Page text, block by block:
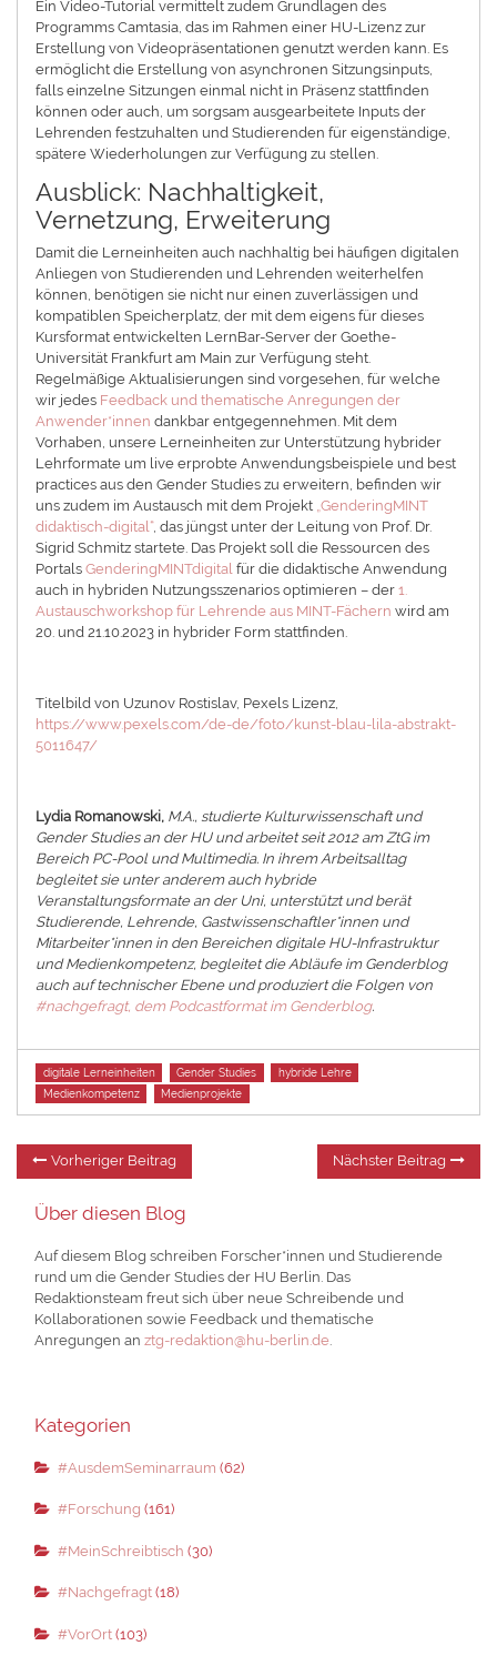
Ein Video-Tutorial vermittelt zudem Grundlagen des
Programms Camtasia, das im Rahmen einer HU-Lizenz zur
Erstellung von Videopräsentationen genutzt werden kann. Es
ermöglicht die Erstellung von asynchronen Sitzungsinputs,
falls einzelne Sitzungen einmal nicht in Präsenz stattfinden
können oder auch, um sorgsam ausgearbeitete Inputs der
Lehrenden festzuhalten und Studierenden für eigenständige,
spätere Wiederholungen zur Verfügung zu stellen.
Ausblick: Nachhaltigkeit,
Vernetzung, Erweiterung
Damit die Lerneinheiten auch nachhaltig bei häufigen digitalen
Anliegen von Studierenden und Lehrenden weiterhelfen
können, benötigen sie nicht nur einen zuverlässigen und
kompatiblen Speicherplatz, der mit dem eigens für dieses
Kursformat entwickelten LernBar-Server der Goethe-
Universität Frankfurt am Main zur Verfügung steht.
Regelmäßige Aktualisierungen sind vorgesehen, für welche
wir jedes Feedback und thematische Anregungen der
Anwender*innen dankbar entgegennehmen. Mit dem
Vorhaben, unsere Lerneinheiten zur Unterstützung hybrider
Lehrformate um live erprobte Anwendungsbeispiele und best
practices aus den Gender Studies zu erweitern, befinden wir
uns zudem im Austausch mit dem Projekt „GenderingMINT
didaktisch-digital“, das jüngst unter der Leitung von Prof. Dr.
Sigrid Schmitz startete. Das Projekt soll die Ressourcen des
PortalsGenderingMINTdigital für die didaktische Anwendung
auch in hybriden Nutzungsszenarios optimieren – der1.
Austauschworkshop für Lehrende aus MINT-Fächern wird am
20. und 21.10.2023 in hybrider Form stattfinden.
Titelbild von Uzunov Rostislav, Pexels Lizenz,
https://www.pexels.com/de-de/foto/kunst-blau-lila-abstrakt-
5011647/
Lydia Romanowski, M.A., studierte Kulturwissenschaft und
Gender Studies an der HU und arbeitet seit 2012 am ZtG im
Bereich PC-Pool und Multimedia. In ihrem Arbeitsalltag
begleitet sie unter anderem auch hybride
Veranstaltungsformate an der Uni, unterstützt und berät
Studierende, Lehrende, Gastwissenschaftler*innen und
Mitarbeiter*innen in den Bereichen digitale HU-Infrastruktur
und Medienkompetenz, begleitet die Abläufe im Genderblog
auch auf technischer Ebene und produziert die Folgen von
#nachgefragt, dem Podcastformat im Genderblog.
Tags
digitale Lerneinheiten Gender Studies
hybride Lehre
Medienkompetenz
Medienprojekte
Beitragsnavigation
Vorheriger Beitrag Nächster Beitrag
Über diesen Blog
Auf diesem Blog schreiben Forscher*innen und Studierende
rund um die Gender Studies der HU Berlin. Das
Redaktionsteam freut sich über neue Schreibende und
Kollaborationen sowie Feedback und thematische
Anregungen anztg-redaktion@hu-berlin.de
Kategorien
#AusdemSeminarraum (62)
#Forschung (161)
#MeinSchreibtisch (30)
#Nachgefragt(18)
#VorOrt(103)